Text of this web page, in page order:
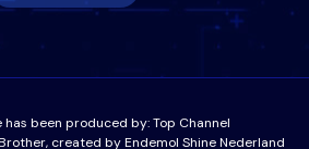
has been produced by:Top Channel
created by Endemol Shine Nederland